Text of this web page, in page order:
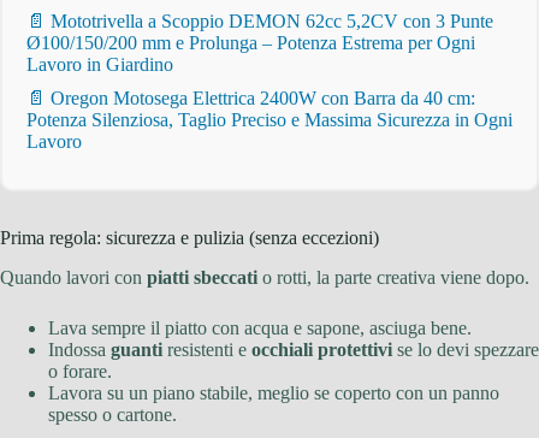
📄 Mototrivella a Scoppio DEMON 62cc 5,2CV con 3 Punte
Ø100/150/200 mm e Prolunga – Potenza Estrema per Ogni
Lavoro in Giardino
📄 Oregon Motosega Elettrica 2400W con Barra da 40 cm:
Potenza Silenziosa, Taglio Preciso e Massima Sicurezza in Ogni
Lavoro
Prima regola: sicurezza e pulizia (senza eccezioni)
Quando lavori con piatti sbeccati o rotti, la parte creativa viene dopo.
Lava sempre il piatto con acqua e sapone, asciuga bene.
Indossa guanti resistenti e occhiali protettivi se lo devi spezzare
o forare.
Lavora su un piano stabile, meglio se coperto con un panno
spesso o cartone.